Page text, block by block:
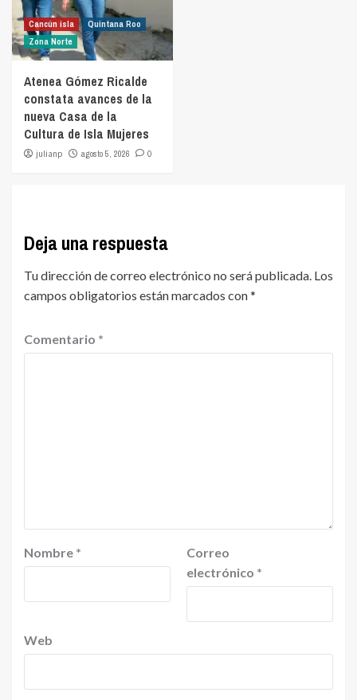
Cancún isla
Quintana Roo
Zona Norte
Atenea Gómez Ricalde
constata avances de la
nueva Casa de la
Cultura de Isla Mujeres
julianp agosto 5, 2026 0
Deja una respuesta
Tu dirección de correo electrónico no será publicada. Los
campos obligatorios están marcados con*
Comentario *
Nombre *
Correo
electrónico *
Web